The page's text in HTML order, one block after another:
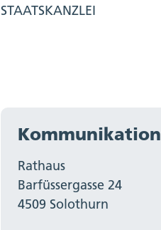
STAATSKANZLEI
Kommunikation
Rathaus
Barfüssergasse 24
4509 Solothurn